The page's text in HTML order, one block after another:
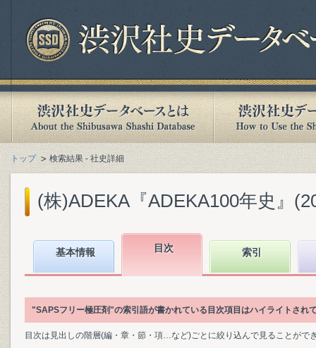
トップ 検索結果 - 社史詳細
(株)ADEKA『ADEKA100年史』
基本情報 目次 索引
"SAPSフリー極圧剤"の索引語が書かれている目次項目はハイライトされ
目次は見出しの階層(編・章・節・項…など)ごとに絞り込んで見ることがで